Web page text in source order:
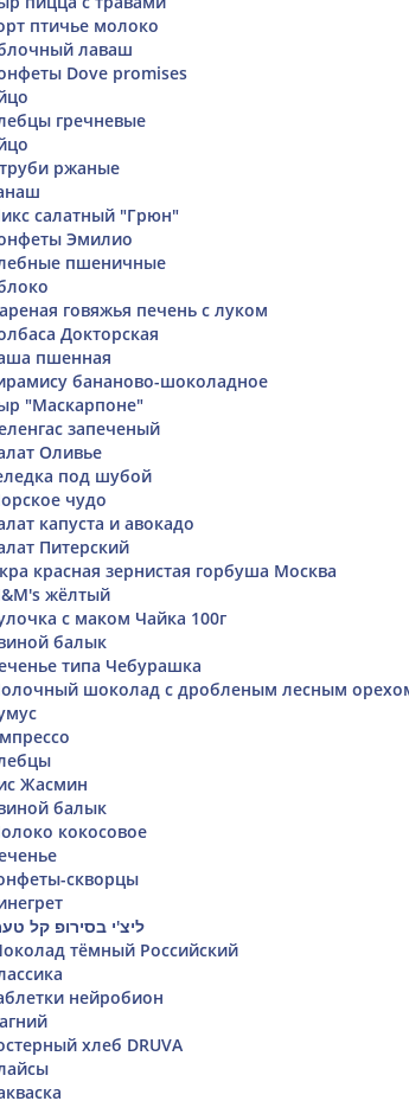
птичье молоко
лаваш
Dove promises
гречневые
ржаные
салатный "Грюн"
Эмилио
пшеничные
говяжья печень с луком
Докторская
пшенная
бананово-шоколадное
"Маскарпоне"
запеченый
Оливье
под шубой
чудо
капуста и авокадо
Питерский
красная зернистая горбуша Москва
жёлтый
с маком Чайка 100г
балык
типа Чебурашка
шоколад с дробленым лесным
Жасмин
балык
кокосовое
скворцы
ליצ'י בסירופ קל
тёмный Российский
нейробион
хлеб DRUVA